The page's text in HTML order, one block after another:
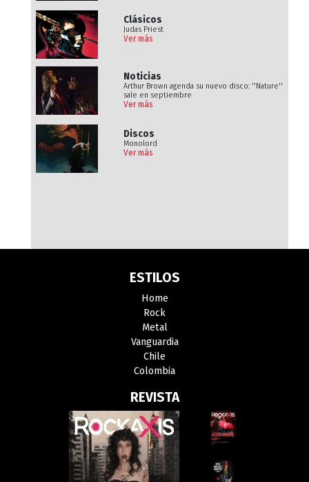
Clásicos
Judas Priest
Ver más
Noticias
Arthur Brown agenda su nuevo disco: ''Nature''
sale en septiembre
Ver más
Discos
Monolord
Ver más
ESTILOS
Home
Rock
Metal
Vanguardia
Chile
Colombia
REVISTA